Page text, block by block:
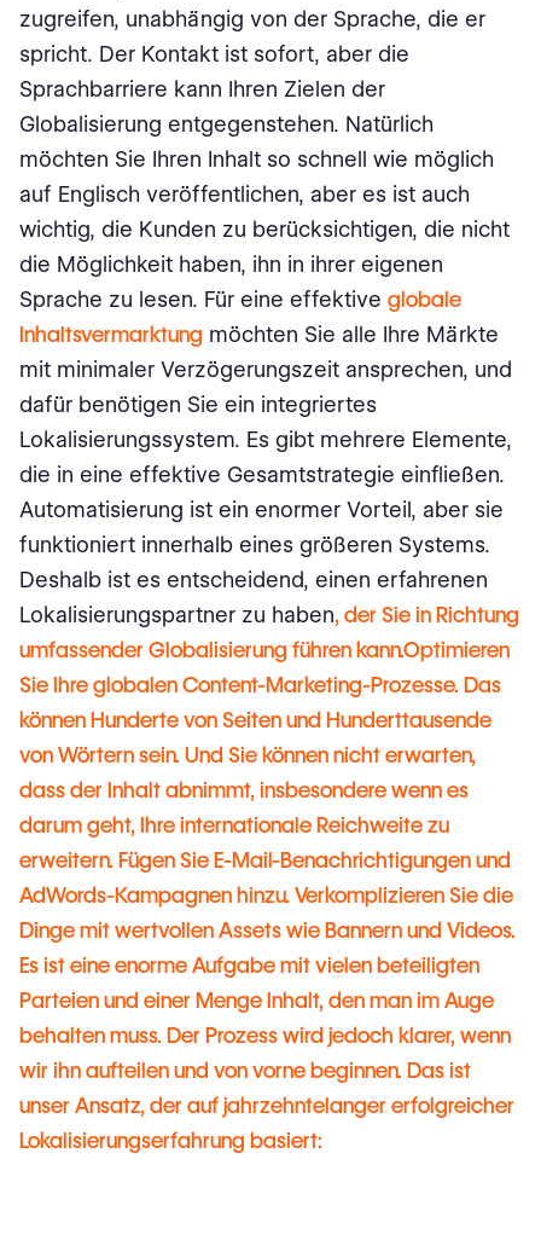
zugreifen, unabhängig von der Sprache, die er
spricht. Der Kontakt ist sofort, aber die
Sprachbarriere kann Ihren Zielen der
Globalisierung entgegenstehen. Natürlich
möchten Sie Ihren Inhalt so schnell wie möglich
auf Englisch veröffentlichen, aber es ist auch
wichtig, die Kunden zu berücksichtigen, die nicht
die Möglichkeit haben, ihn in ihrer eigenen
Sprache zu lesen. Für eine effektive globale
Inhaltsvermarktung möchten Sie alle Ihre Märkte
mit minimaler Verzögerungszeit ansprechen, und
dafür benötigen Sie ein integriertes
Lokalisierungssystem. Es gibt mehrere Elemente,
die in eine effektive Gesamtstrategie einfließen.
Automatisierung ist ein enormer Vorteil, aber sie
funktioniert innerhalb eines größeren Systems.
Deshalb ist es entscheidend, einen erfahrenen
Lokalisierungspartner zu haben, der Sie in Richtung
umfassender Globalisierung führen kann.Optimieren
Sie Ihre globalen Content-Marketing-Prozesse. Das
können Hunderte von Seiten und Hunderttausende
von Wörtern sein. Und Sie können nicht erwarten,
dass der Inhalt abnimmt, insbesondere wenn es
darum geht, Ihre internationale Reichweite zu
erweitern. Fügen Sie E-Mail-Benachrichtigungen und
AdWords-Kampagnen hinzu. Verkomplizieren Sie die
Dinge mit wertvollen Assets wie Bannern und Videos.
Es ist eine enorme Aufgabe mit vielen beteiligten
Parteien und einer Menge Inhalt, den man im Auge
behalten muss. Der Prozess wird jedoch klarer, wenn
wir ihn aufteilen und von vorne beginnen. Das ist
unser Ansatz, der auf jahrzehntelanger erfolgreicher
Lokalisierungserfahrung basiert: